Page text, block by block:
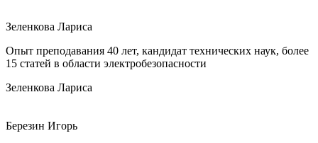
Зеленкова Лариса
Опыт преподавания 40 лет, кандидат технических наук, более
15 статей в области электробезопасности
Зеленкова Лариса
Березин Игорь